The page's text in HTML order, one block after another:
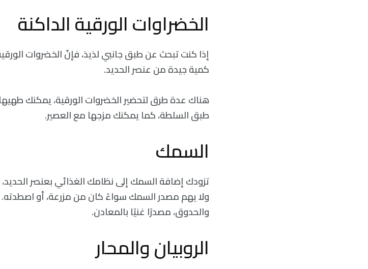
الخضراوات الورقية الداكنة
إذا كنت تبحث عن طبق جانبي لذيذ، فإنّ الخضروات
كمية جيدة من عنصر الحديد.
هناك عدة طرق لتحضير الخضروات الورقية، يمكنك
طبق السلطة، كما يمكنك مزجها مع العصير.
السمك
تزودك إضافة السمك إلى نظامك الغذائي بعنصر
ولا يهم مصدر السمك سواءً كان من مزرعة، أو اصطدته.
والحدوق، مصدرًا غنيًا بالمعادن.
الروبيان والمحار